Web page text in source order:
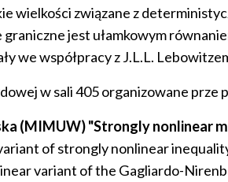
wielkości związane z
jest ułamkowym
we współpracy z J.L.L.
wsali405 organizowane prze
(MIMUW) "Strongly
of strongly nonlinear
variant of the Gagliardo-